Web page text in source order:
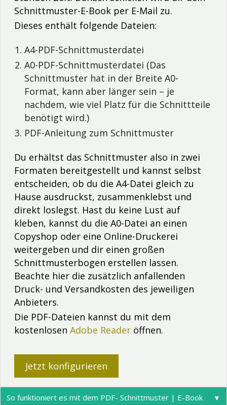
Schnittmuster-E-Book per E-Mail zu.
Dieses enthält folgende Dateien:
A4-PDF-Schnittmusterdatei
A0-PDF-Schnittmusterdatei (Das
Schnittmuster hat in der Breite A0-
Format, kann aber länger sein – je
nachdem, wie viel Platz für die Schnittteile
benötigt wird.)
PDF-Anleitung zum Schnittmuster
Du erhältst das Schnittmuster also in zwei
Formaten bereitgestellt und kannst selbst
entscheiden, ob du die A4-Datei gleich zu
Hause ausdruckst, zusammenklebst und
direkt loslegst. Hast du keine Lust auf
kleben, kannst du die A0-Datei an einen
Copyshop oder eine Online-Druckerei
weitergeben und dir einen großen
Schnittmusterbogen erstellen lassen.
Beachte hier die zusätzlich anfallenden
Druck- und Versandkosten des jeweiligen
Anbieters.
Die PDF-Dateien kannst du mit dem
kostenlosen Adobe Reader öffnen.
Jetzt konfigurieren
So funktioniert es mit dem PDF- Schnittmuster | E-Book
▼